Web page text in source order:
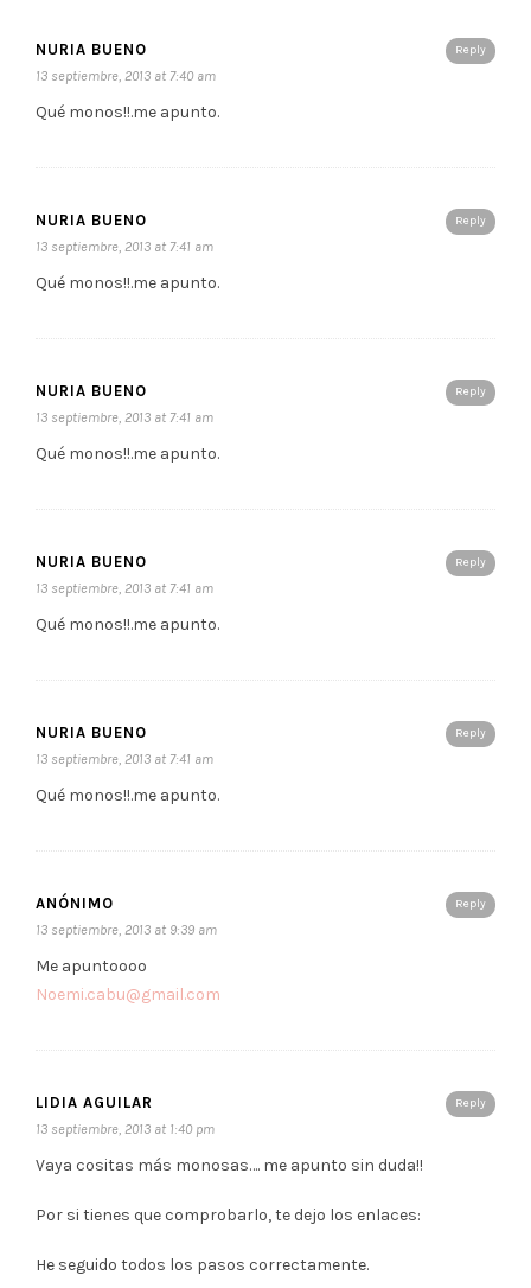
Reply
NURIA BUENO
13 septiembre, 2013 at 7:40 am
Qué monos!!.me apunto.
Reply
NURIA BUENO
13 septiembre, 2013 at 7:41 am
Qué monos!!.me apunto.
Reply
NURIA BUENO
13 septiembre, 2013 at 7:41 am
Qué monos!!.me apunto.
Reply
NURIA BUENO
13 septiembre, 2013 at 7:41 am
Qué monos!!.me apunto.
Reply
NURIA BUENO
13 septiembre, 2013 at 7:41 am
Qué monos!!.me apunto.
Reply
ANÓNIMO
13 septiembre, 2013 at 9:39 am
Me apuntoooo
Noemi.cabu@gmail.com
Reply
LIDIA AGUILAR
13 septiembre, 2013 at 1:40 pm
Vaya cositas más monosas…. me apunto sin duda!!
Por si tienes que comprobarlo, te dejo los enlaces:
He seguido todos los pasos correctamente.